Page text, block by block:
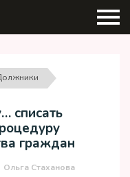
списать
граждан
Ольга Стаханова